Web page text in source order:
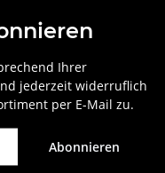
Ihrer
jederzeit widerruflich
per E-Mail zu.
Abonnieren